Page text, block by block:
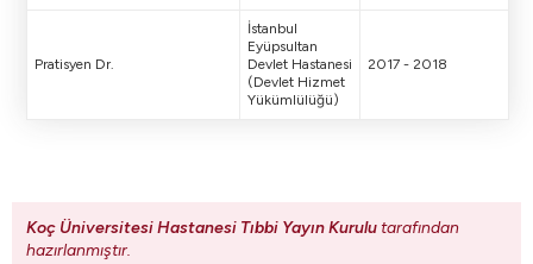
Pratisyen Dr.
İstanbul
Eyüpsultan
Devlet Hastanesi
(Devlet Hizmet
Yükümlülüğü)
2017 - 2018
Koç Üniversitesi Hastanesi Tıbbi Yayın Kurulu tarafından
hazırlanmıştır.